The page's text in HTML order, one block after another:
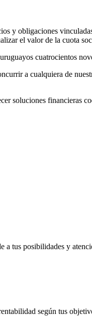
y obligaciones
el valor de la cuota
cuatrocientos
a cualquiera de
soluciones financieras
a tus posibilidades y
según tus